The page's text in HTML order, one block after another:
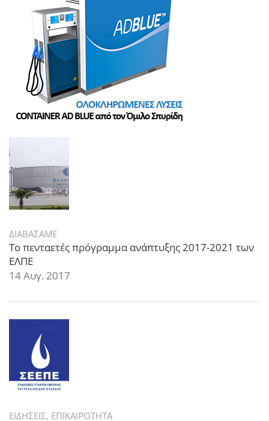
ΔΙΑΒΑΣΑΜΕ
Το πενταετές πρόγραμμα ανάπτυξης 2017-2021 των
ΕΛΠΕ
14 Αυγ. 2017
ΕΙΔΗΣΕΙΣ, ΕΠΙΚΑΙΡΟΤΗΤΑ